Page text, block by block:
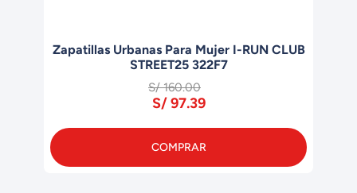
Zapatillas Outdoor para Mujer I-Run
TERRAIN.X 426F7
S/ 199.90
S/ 105.93
COMPRAR